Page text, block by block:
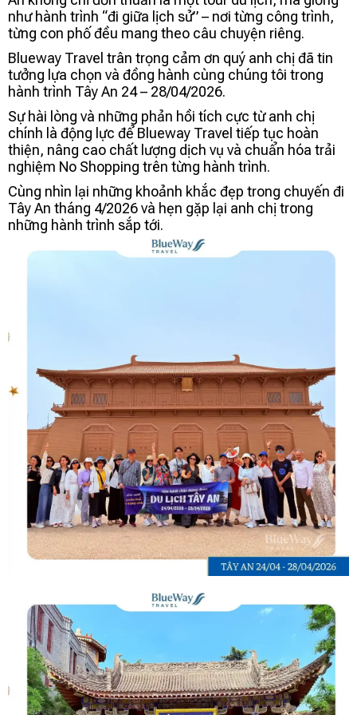
như hành trình “đi giữa lịch sử” – nơi từng công trình,
từng con phố đều mang theo câu chuyện riêng.
Blueway Travel trân trọng cảm ơn quý anh chị đã tin
tưởng lựa chọn và đồng hành cùng chúng tôi trong
hành trình Tây An 24 – 28/04/2026.
Sự hài lòng và những phản hồi tích cực từ anh chị
chính là động lực để Blueway Travel tiếp tục hoàn
thiện, nâng cao chất lượng dịch vụ và chuẩn hóa trải
nghiệm No Shopping trên từng hành trình.
Cùng nhìn lại những khoảnh khắc đẹp trong chuyến đi
Tây An tháng 4/2026 và hẹn gặp lại anh chị trong
những hành trình sắp tới.